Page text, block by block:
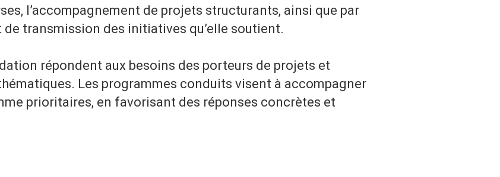
l’accompagnement de projets structurants, ainsi que par
transmission des initiatives qu’elle soutient.
répondent aux besoins des porteurs de projets et
Les programmes conduits visent à accompagner
prioritaires, en favorisant des réponses concrètes et